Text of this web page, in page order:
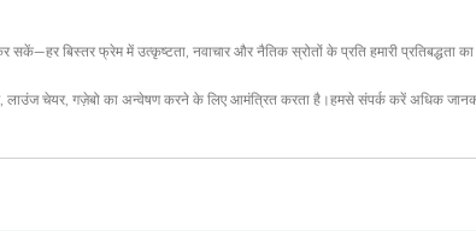
बिस्तर फ्रेम में उत्कृष्टता, नवाचार और नैतिक स्रोतों के प्रति हमारी प्रतिबद्धता
, लाउंज चेयर, गज़ेबो का अन्वेषण करने के लिए आमंत्रित करता है।हमसे संपर्क करेंअधिक